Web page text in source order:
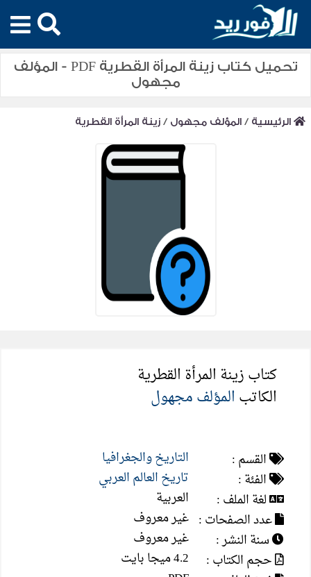
تحميل كتاب زينة المرأة القطرية PDF - المؤلف
مجهول
الرئيسية /المؤلف مجهول /زينة المرأة القطرية
كتاب زينة المرأة القطرية
الكاتب المؤلف مجهول
القسم :
التاريخ والجغرافيا
الفئة :
تاريخ العالم العربي
لغة الملف :
العربية
عدد الصفحات : غير معروف
سنة النشر :
غير معروف
حجم الكتاب :
4.2 ميجا بايت